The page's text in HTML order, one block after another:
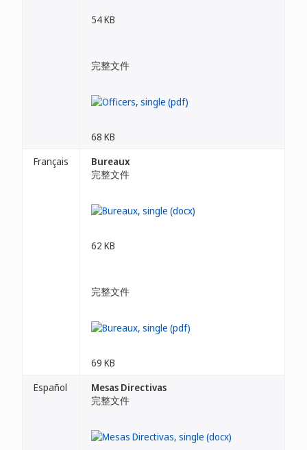
54 KB
完整文件
68 KB
Français
Bureaux
完整文件
62 KB
完整文件
69 KB
Español
Mesas Directivas
完整文件